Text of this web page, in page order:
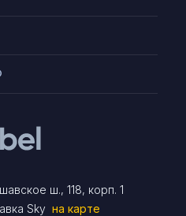
ш., 118, корп. 1
Sky на карте